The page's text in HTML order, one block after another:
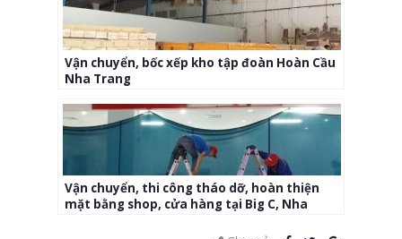
Vận chuyển, bốc xếp kho tập đoàn Hoàn Cầu
Nha Trang
Vận chuyển, thi công tháo dỡ, hoàn thiện
mặt bằng shop, cửa hàng tại Big C, Nha